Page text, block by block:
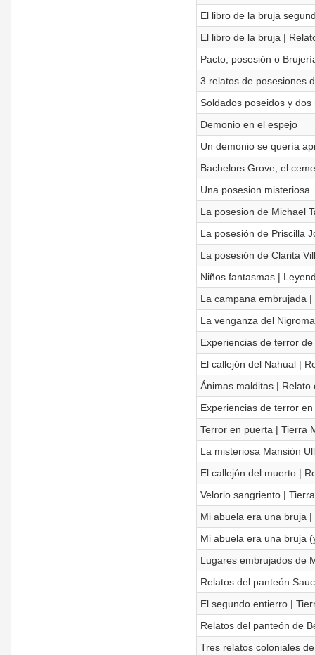
El libro de la bruja
El libro de la bruja |
Pacto, posesión o
3 relatos de posesiones
Soldados poseidos y
Demonio en el espejo
Un demonio se quería
Bachelors Grove, el
Una posesion misteriosa
La posesion de Michael
La posesión de Priscilla
La posesión de Clarita
Niños fantasmas |
La campana embrujada
La venganza del
Experiencias de terror
El callejón del Nahual |
Ánimas malditas | Relato
Experiencias de terror
Terror en puerta | Tierra
La misteriosa Mansión
El callejón del muerto |
Velorio sangriento |
Mi abuela era una bruja
Mi abuela era una bruja
Lugares embrujados de
Relatos del panteón
El segundo entierro |
Relatos del panteón de
Tres relatos coloniales